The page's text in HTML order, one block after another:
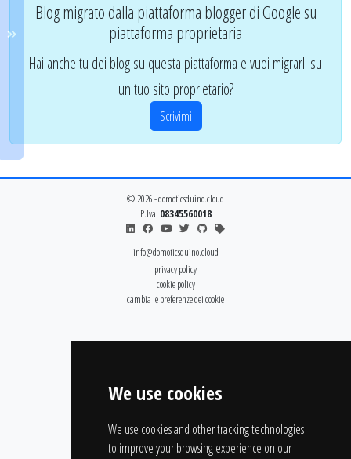
We use cookies
We use cookies and other tracking technologies
to improve your browsing experience on our
Blog migrato dalla piattaforma blogger di Google su
piattaforma proprietaria
Hai anche tu dei blog su questa piattaforma e vuoi migrarli su
un tuo sito proprietario?
Scrivimi
© 2026 - domoticsduino.cloud
P.Iva: 08345560018
info@domoticsduino.cloud
privacy policy
cookie policy
cambia le preferenze dei cookie